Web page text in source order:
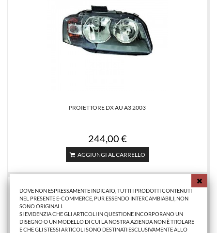
PROIETTORE DX AU A3 2003
244,00 €
AGGIUNGI AL CARRELLO
DOVE NON ESPRESSAMENTE INDICATO, TUTTI I PRODOTTI CONTENUTI
NEL PRESENTE E-COMMERCE, PUR ESSENDO INTERCAMBIABILI, NON
SONO ORIGINALI.
SI EVIDENZIA CHE GLI ARTICOLI IN QUESTIONE INCORPORANO UN
DISEGNO O UN MODELLO DI CUI LA NOSTRA AZIENDA NON È TITOLARE
E CHE GLI STESSI ARTICOLI SONO DESTINATI ESCLUSIVAMENTE ALLO